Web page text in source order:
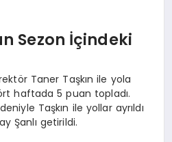
Sezon İçindeki
Taner Taşkın ile yola
haftada 5 puan topladı.
Taşkın ile yollar ayrıldı
Şanlı getirildi.